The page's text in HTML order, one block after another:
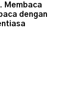
Membaca
dengan